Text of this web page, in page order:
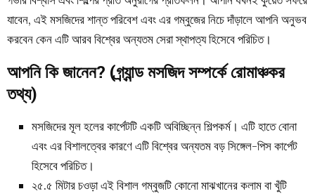
যাবেন, এই মসজিদের শান্ত পরিবেশ এবং এর গম্বুজের নিচে দাঁড়ালে আপনি অনুভব
করবেন কেন এটি আরব বিশ্বের অন্যতম সেরা স্থাপত্য হিসেবে পরিচিত।
আপনি কি জানেন? (গ্র্যান্ড মসজিদ সম্পর্কে রোমাঞ্চকর
তথ্য)
মসজিদের মূল হলের কার্পেটটি একটি অবিচ্ছিন্ন শিল্পকর্ম। এটি হাতে বোনা
এবং এর বিশালত্বের কারণে এটি বিশ্বের অন্যতম বড় সিঙ্গেল-পিস কার্পেট
হিসেবে পরিচিত।
২৫.৫ মিটার চওড়া এই বিশাল গম্বুজটি কোনো মাঝখানের কলাম বা খুঁটি